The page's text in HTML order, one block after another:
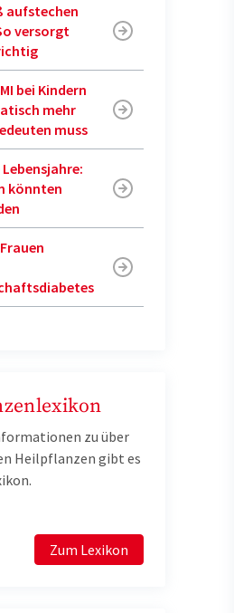
aufstechen
versorgt
bei Kindern
mehr
muss
könnten
zu über
Heilpflanzen gibt es
Zum Lexikon